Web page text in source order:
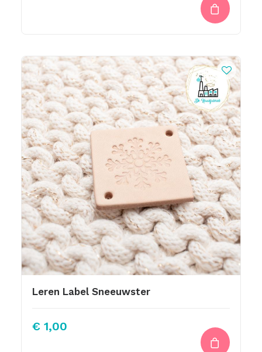
Leren Label Sneeuwster
€ 1,00